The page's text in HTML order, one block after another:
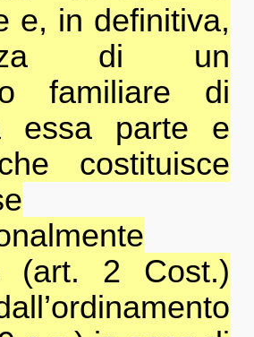
e, in definitiva,
di un
familiare di
essa parte e
costituisce
(art. 2 Cost.)